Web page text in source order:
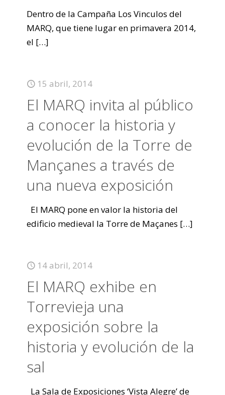
Dentro de la Campaña Los Vinculos del
MARQ, que tiene lugar en primavera 2014,
el […]
15 abril, 2014
El MARQ invita al público
a conocer la historia y
evolución de la Torre de
Mançanes a través de
una nueva exposición
El MARQ pone en valor la historia del
edificio medieval la Torre de Maçanes […]
14 abril, 2014
El MARQ exhibe en
Torrevieja una
exposición sobre la
historia y evolución de la
sal
La Sala de Exposiciones ‘Vista Alegre’ de